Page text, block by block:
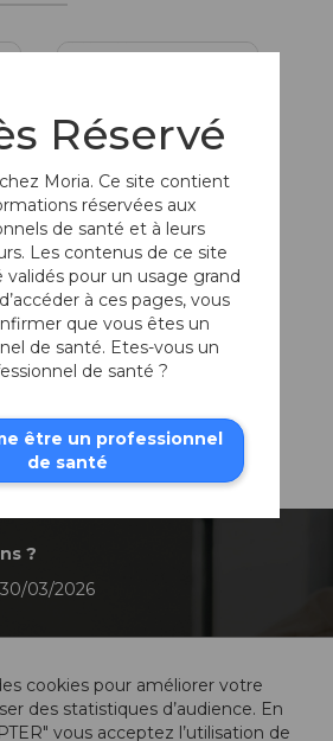
pour utilisateur droitier, prise en main gauche
Phaco-Cliveur de
Haefliger
pour utilisateur gaucher, tenant l’instrument dans la main droite
?
03/2026
nous
cookies pour améliorer votre
des statistiques d’audience. En
vous acceptez l’utilisation de
Réservé
Moria. Ce site contient
réservées aux
de santé et à leurs
Les contenus de ce site
validés pour un usage grand
à ces pages, vous
que vous êtes un
de santé. Etes-vous un
de santé ?
être un professionnel
de santé